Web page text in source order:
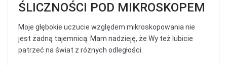
ŚLICZNOŚCI POD MIKROSKOPEM
Moje głębokie uczucie względem mikroskopowania nie
jest żadną tajemnicą. Mam nadzieję, że Wy też lubicie
patrzeć na świat z różnych odległości.